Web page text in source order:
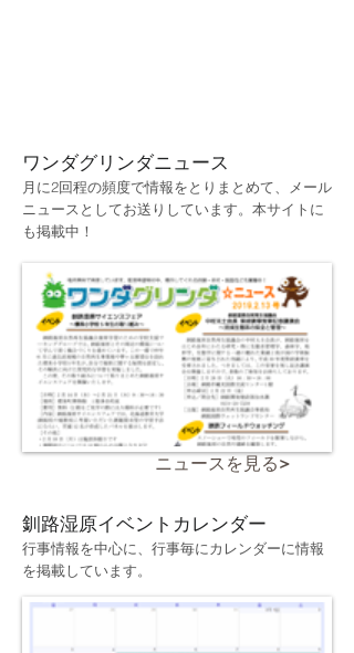
ワンダグリンダ​ニュース
月に2回程の頻度で情報をとりまとめて、メール
ニュースとしてお送りしています。本サイトに
も掲載中！
ニュースを見る>
釧路湿原​イベントカレンダー
​行事情報を中心に、行事毎にカレンダーに情報
を掲載しています。